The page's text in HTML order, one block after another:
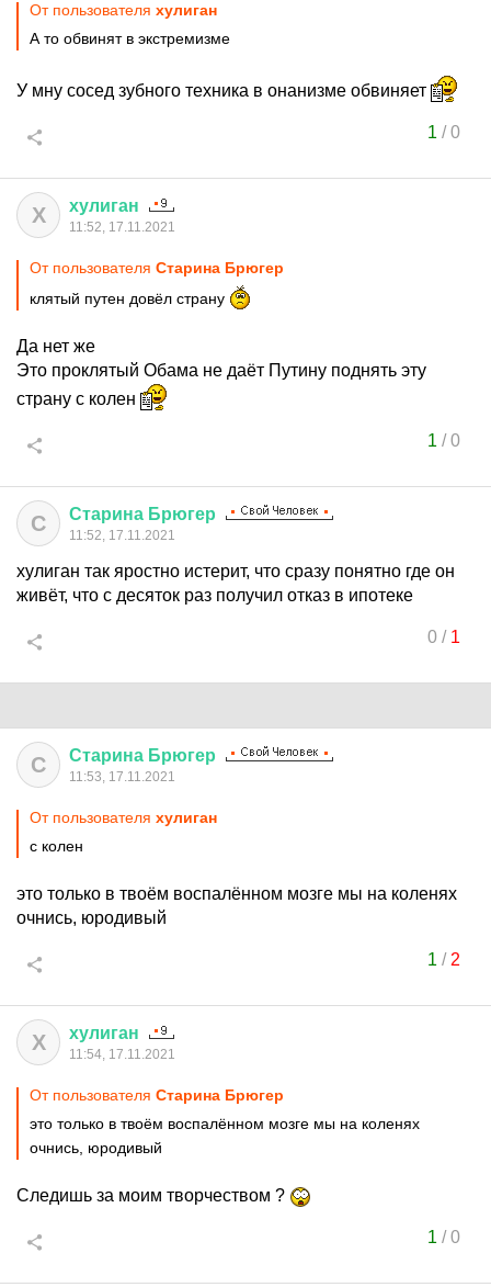
От пользователя хулиган
А то обвинят в экстремизме
У мну сосед зубного техника в онанизме обвиняет
1 /0
Х хулиган
11:52, 17.11.2021
От пользователя Старина Брюгер
клятый путен довёл страну
Да нет же
Это проклятый Обама не даёт Путину поднять эту
страну с колен
1 /0
С Старина Брюгер
11:52, 17.11.2021
хулиган так яростно истерит, что сразу понятно где он
живёт, что с десяток раз получил отказ в ипотеке
0/ 1
С Старина Брюгер
11:53, 17.11.2021
От пользователя хулиган
с колен
это только в твоём воспалённом мозге мы на коленях
очнись, юродивый
1 / 2
Х хулиган
11:54, 17.11.2021
От пользователя Старина Брюгер
это только в твоём воспалённом мозге мы на коленях
очнись, юродивый
Следишь за моим творчеством ?
1 /0